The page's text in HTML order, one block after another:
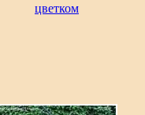
цветком